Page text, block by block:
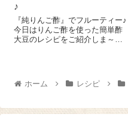
♪
『純りんご酢』でフルーティー♪
今日はりんご酢を使った簡単酢
大豆のレシピをご紹介しま～す
す。大豆が出てきた...
ホーム レシピ